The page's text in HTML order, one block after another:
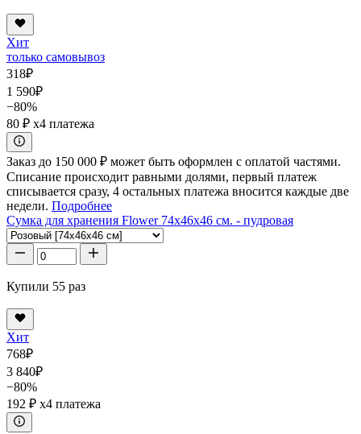
Хит
только самовывоз
318₽
1 590₽
−80%
80 ₽ x4 платежа
Заказ до 150 000 ₽ может быть оформлен с оплатой частями.
Списание происходит равными долями, первый платеж
списывается сразу, 4 остальных платежа вносится каждые две
недели. Подробнее
Сумка для хранения Flower 74x46x46 см. - пудровая
Купили 55 раз
Хит
768₽
3 840₽
−80%
192 ₽ x4 платежа